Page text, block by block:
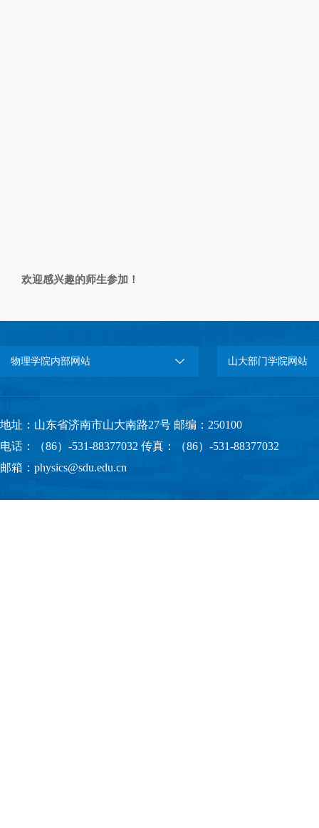
欢迎感兴趣的师生参加！
物理学院内部网站 山大部门学院网站
地址：山东省济南市山大南路27号 邮编：250100
电话：（86）-531-88377032 传真：（86）-531-88377032
邮箱：physics@sdu.edu.cn